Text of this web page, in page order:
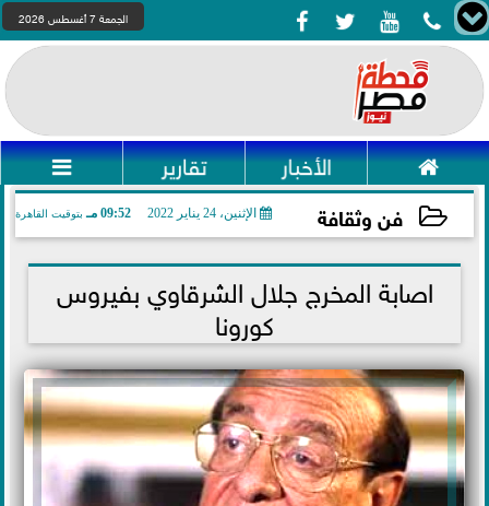
    الجمعة 7 أغسطس 2026
 الأخبار تقارير 
فن وثقافة الإثنين، 24 يناير 2022 09:52 مـ بتوقيت القاهرة
2022-01-24 21:52:55اصابة المخرج جلال الشرقاوي بفيروس
كورونا